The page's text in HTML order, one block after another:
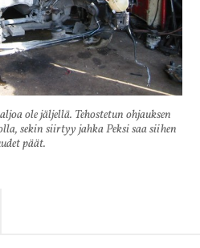
ole jäljellä. Tehostetun ohjauksen
sekin siirtyy jahka Peksi saa siihen
päät.